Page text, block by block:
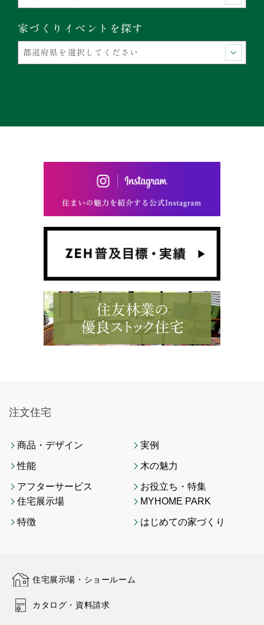
家づくりイベントを探す
注文住宅
商品・デザイン
性能
アフターサービス
実例
木の魅力
お役立ち・特集
住宅展示場
特徴
MYHOME PARK
はじめての家づくり
住宅展示場・ショールーム
カタログ・資料請求